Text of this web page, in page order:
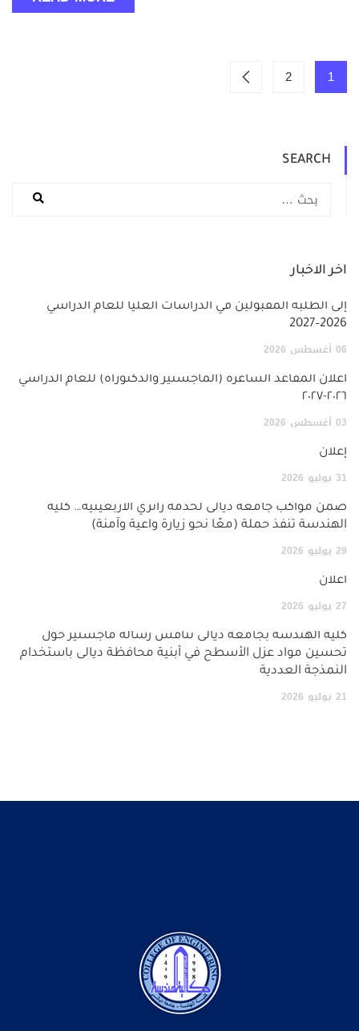
1
2
SEARCH
اخر الاخبار
إلى الطلبة المقبولين في الدراسات العليا للعام الدراسي
2026–2027
06 أغسطس 2026
اعلان المقاعد الشاغرة (الماجستير والدكتوراة) للعام الدراسي
٢٠٢٦-٢٠٢٧
03 أغسطس 2026
إعلان
31 يوليو 2026
ضمن مواكب جامعة ديالى لخدمة زائري الأربعينية… كلية
الهندسة تنفذ حملة (معًا نحو زيارة واعية وآمنة)
29 يوليو 2026
اعلان
27 يوليو 2026
كلية الهندسة بجامعة ديالى تناقش رسالة ماجستير حول
تحسين مواد عزل الأسطح في أبنية محافظة ديالى باستخدام
النمذجة العددية
21 يوليو 2026